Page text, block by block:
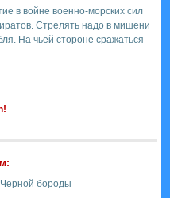
в войне военно-морских сил
Стрелять надо в мишени
На чьей стороне сражаться
бороды